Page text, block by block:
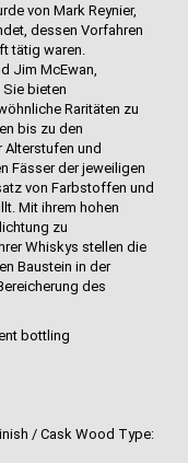
von Mark Reynier,
dessen Vorfahren
tätig waren.
Jim McEwan,
bieten
Raritäten zu
bis zu den
Alterstufen und
Fässer der jeweiligen
von Farbstoffen und
Mit ihrem hohen
zu
Whiskys stellen die
Baustein in der
des
bottling
/ Cask Wood Type: